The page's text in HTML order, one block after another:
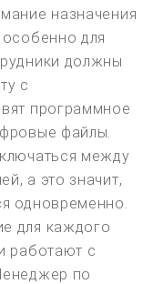
назначения
для
должны
с
программное
файлы.
между
а это значит,
одновременно.
для каждого
работают с
по